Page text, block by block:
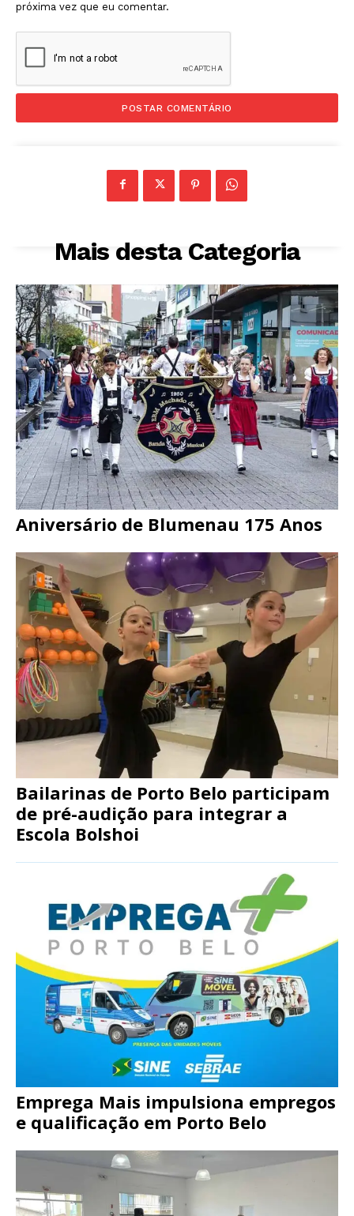
próxima vez que eu comentar.
Mais desta Categoria
Aniversário de Blumenau 175 Anos
Bailarinas de Porto Belo participam
de pré-audição para integrar a
Escola Bolshoi
Emprega Mais impulsiona empregos
e qualificação em Porto Belo